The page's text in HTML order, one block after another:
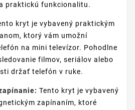
praktickú funkcionalitu.
kryt je vybavený praktickým
ktorý vám umožní
na mini televízor. Pohodlne
filmov, seriálov alebo
držať telefón v ruke.
Tento kryt je vybavený
zapínaním, ktoré